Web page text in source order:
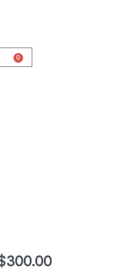
0
Cart
300.00El